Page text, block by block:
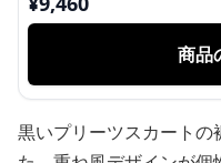
商品
黒いプリーツスカートの